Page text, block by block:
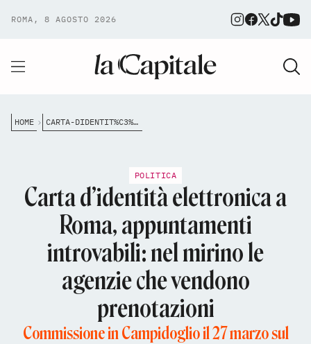
ROMA, 8 AGOSTO 2026
HOME CARTA-DIDENTIT%C3%A0-ELETTRONICA-A-ROMA-APPUNTAMENTI-INTROVABILI-NEL-MIRINO-LE-AGENZIE-CHE-VENDONO-PRENOTAZIONI
POLITICA
Carta d’identità elettronica a
Roma, appuntamenti
introvabili: nel mirino le
agenzie che vendono
prenotazioni
Commissione in Campidoglio il 27 marzo sul